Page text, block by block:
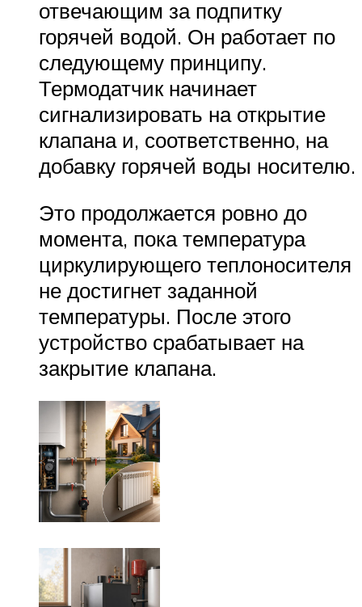
отвечающим за подпитку
горячей водой. Он работает по
следующему принципу.
Термодатчик начинает
сигнализировать на открытие
клапана и, соответственно, на
добавку горячей воды носителю.
Это продолжается ровно до
момента, пока температура
циркулирующего теплоносителя
не достигнет заданной
температуры. После этого
устройство срабатывает на
закрытие клапана.